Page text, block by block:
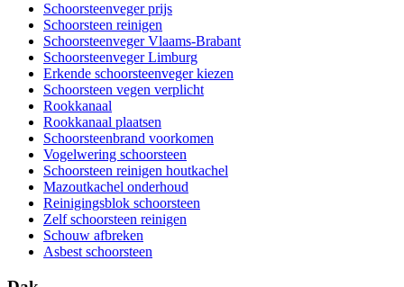
Schoorsteenveger prijs
Schoorsteen reinigen
Schoorsteenveger Vlaams-Brabant
Schoorsteenveger Limburg
Erkende schoorsteenveger kiezen
Schoorsteen vegen verplicht
Rookkanaal
Rookkanaal plaatsen
Schoorsteenbrand voorkomen
Vogelwering schoorsteen
Schoorsteen reinigen houtkachel
Mazoutkachel onderhoud
Reinigingsblok schoorsteen
Zelf schoorsteen reinigen
Schouw afbreken
Asbest schoorsteen